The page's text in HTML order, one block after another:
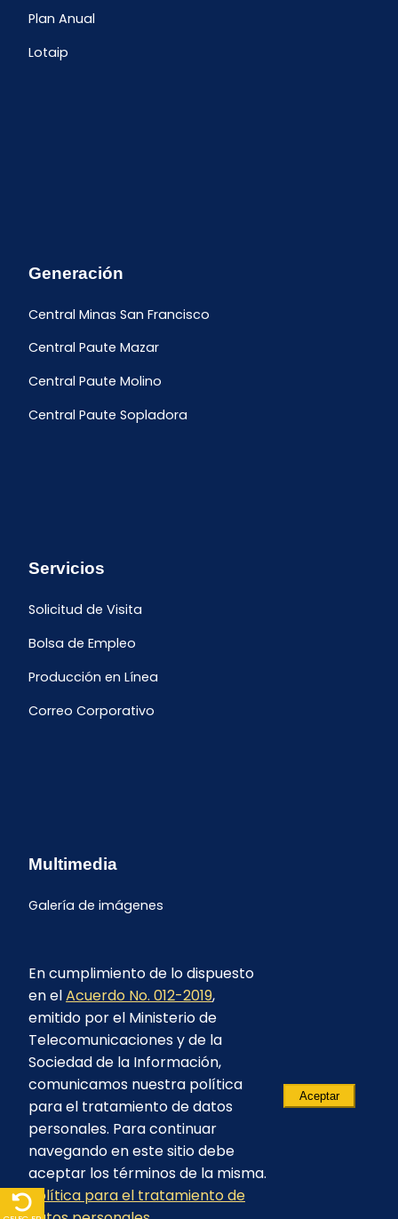
Plan Anual
Lotaip
Generación
Central Minas San Francisco
Central Paute Mazar
Central Paute Molino
Central Paute Sopladora
Servicios
Solicitud de Visita
Bolsa de Empleo
Producción en Línea
Correo Corporativo
Multimedia
Galería de imágenes
© 2023 - CELEC EP - Todos los derechos
En cumplimiento de lo dispuesto
en elAcuerdo No. 012-2019,
emitido por el Ministerio de
Telecomunicaciones y de la
Sociedad de la Información,
comunicamos nuestra política
para el tratamiento de datos
personales. Para continuar
navegando en este sitio debe
aceptar los términos de la misma.
Política para el tratamiento de
Aceptar